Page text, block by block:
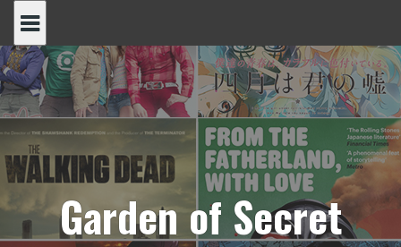
content
Garden of Secret